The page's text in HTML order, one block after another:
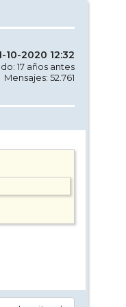
10-2020 12:32
17 años antes
Mensajes: 52.761